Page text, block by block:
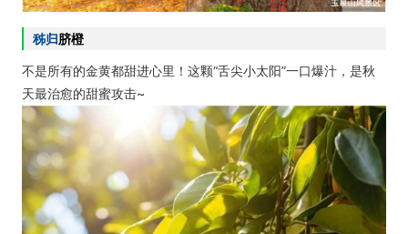
秭归脐橙
不是所有的金黄都甜进心里！这颗“舌尖小太阳”一口爆汁，是秋
天最治愈的甜蜜攻击~